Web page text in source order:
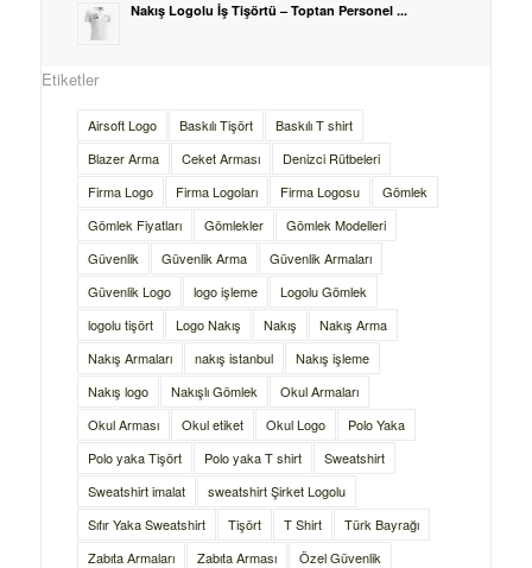
Nakış Logolu İş Tişörtü – Toptan Personel ...
Etiketler
Airsoft Logo Baskılı Tişört
Baskılı T shirt
Blazer Arma
Ceket Arması
Denizci Rütbeleri
Firma Logo
Firma Logoları Firma Logosu
Gömlek
Gömlek Fiyatları
Gömlekler
Gömlek Modelleri
Güvenlik
Güvenlik Arma
Güvenlik Armaları
Güvenlik Logo
logo işleme
Logolu Gömlek
logolu tişört
Logo Nakış Nakış
Nakış Arma
Nakış Armaları
nakış istanbul
Nakış işleme
Nakış logo
Nakışlı Gömlek
Okul Armaları
Okul Arması
Okul etiket Okul Logo
Polo Yaka
Polo yaka Tişört
Polo yaka T shirt
Sweatshirt
Sweatshirt imalat
sweatshirt Şirket Logolu
Sıfır Yaka Sweatshirt
Tişört T Shirt
Türk Bayrağı
Zabıta Armaları
Zabıta Arması Özel Güvenlik